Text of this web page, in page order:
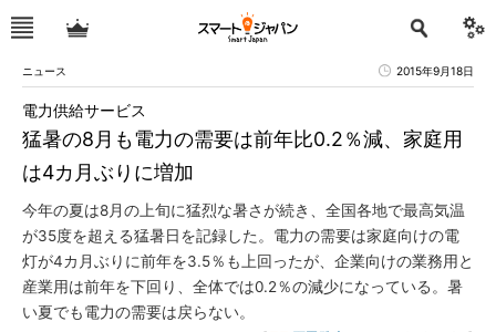
ニュース 2015年9月18日
猛暑の8月も電力の需要は前年比0.2％減、家庭用
は4カ月ぶりに増加
電力供給サービス
今年の夏は8月の上旬に猛烈な暑さが続き、全国各地で最高気温
が35度を超える猛暑日を記録した。電力の需要は家庭向けの電
灯が4カ月ぶりに前年を3.5％も上回ったが、企業向けの業務用と
産業用は前年を下回り、全体では0.2％の減少になっている。暑
い夏でも電力の需要は戻らない。